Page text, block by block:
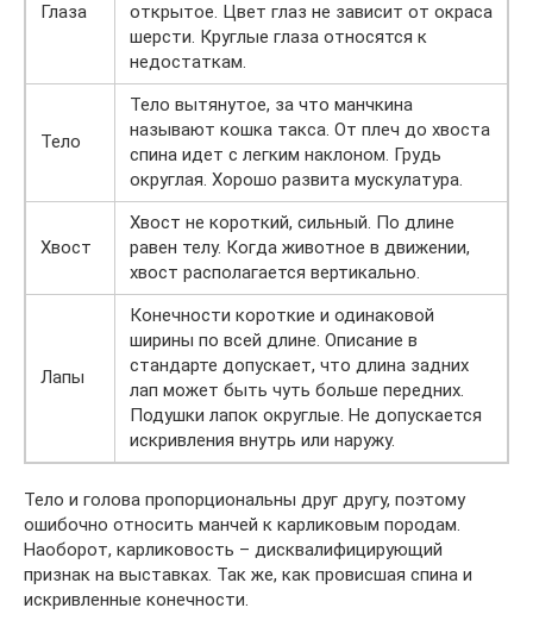
Глаза
открытое. Цвет глаз не зависит от окраса
шерсти. Круглые глаза относятся к
недостаткам.
Тело
Тело вытянутое, за что манчкина
называют кошка такса. От плеч до хвоста
спина идет с легким наклоном. Грудь
округлая. Хорошо развита мускулатура.
Хвост
Хвост не короткий, сильный. По длине
равен телу. Когда животное в движении,
хвост располагается вертикально.
Лапы
Конечности короткие и одинаковой
ширины по всей длине. Описание в
стандарте допускает, что длина задних
лап может быть чуть больше передних.
Подушки лапок округлые. Не допускается
искривления внутрь или наружу.
Тело и голова пропорциональны друг другу, поэтому
ошибочно относить манчей к карликовым породам.
Наоборот, карликовость – дисквалифицирующий
признак на выставках. Так же, как провисшая спина и
искривленные конечности.